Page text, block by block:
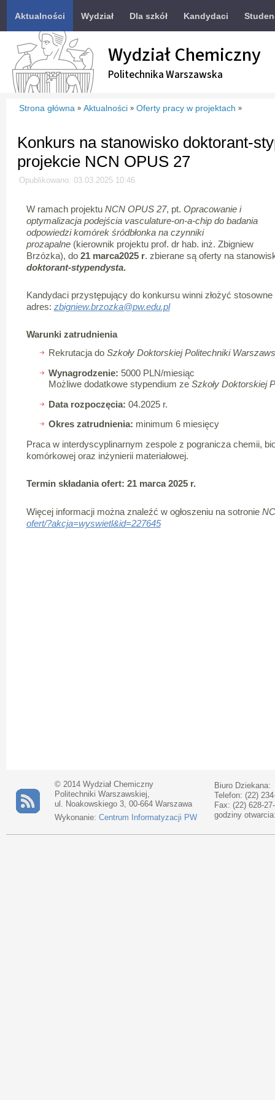
Aktualności Wydział Dla szkół Kandydaci
Wydział Chemiczny
Politechnika Warszawska
Strona główna » Aktualności » Oferty pracy w projektach »
Konkurs na stanowisko doktorant-
projekcie NCN OPUS 27
Opublikowano: 03.03.2025 10:46
W ramach projektu NCN OPUS 27, pt. Opracowanie i
optymalizacja podejścia vasculature-on-a-chip do badania
odpowiedzi komórek śródbłonka na czynniki
prozapalne (kierownik projektu prof. dr hab. inż. Zbigniew
Brzózka), do 21 marca2025 r. zbierane są oferty na
doktorant-stypendysta.
Kandydaci przystępujący do konkursu winni złożyć
adres: zbigniew.brzozka@pw.edu.pl
Warunki zatrudnienia
Rekrutacja do Szkoły Doktorskiej Politechniki
Wynagrodzenie: 5000 PLN/miesiąc
Możliwe dodatkowe stypendium ze Szkoły Doktorskiej
Data rozpoczęcia: 04.2025 r.
Okres zatrudnienia: minimum 6 miesięcy
Praca w interdyscyplinarnym zespole z pogranicza chemii,
komórkowej oraz inżynierii materiałowej.
Termin składania ofert: 21 marca 2025 r.
Więcej informacji można znaleźć w ogłoszeniu na sotronie
ofert/?akcja=wyswietl&id=227645
© 2014 Wydział Chemiczny
Politechniki Warszawskiej,
ul. Noakowskiego 3, 00-664 Warszawa
Wykonanie: Centrum Informatyzacji PW
Biuro Dziekana:
Telefon: (22)
Fax: (22) 628-
godziny